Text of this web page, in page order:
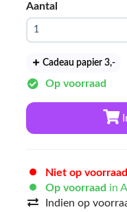
Aantal
Cadeau papier 3,-
Op voorraad
Niet op voorraad
Op voorraad in
Indien op